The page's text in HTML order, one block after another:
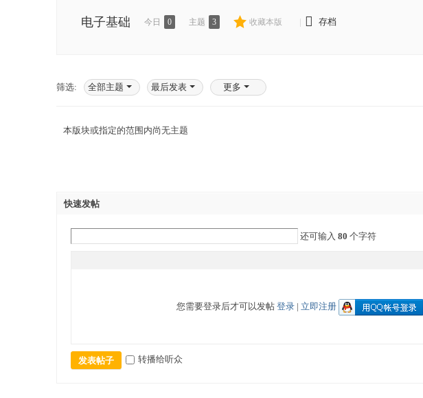
电子基础 今日 0 主题 3 收藏本版 | 存档
筛选: 全部主题 最后发表 更多
本版块或指定的范围内尚无主题
快速发帖
还可输入 80 个字符
您需要登录后才可以发帖 登录 | 立即注册
发表帖子 转播给听众